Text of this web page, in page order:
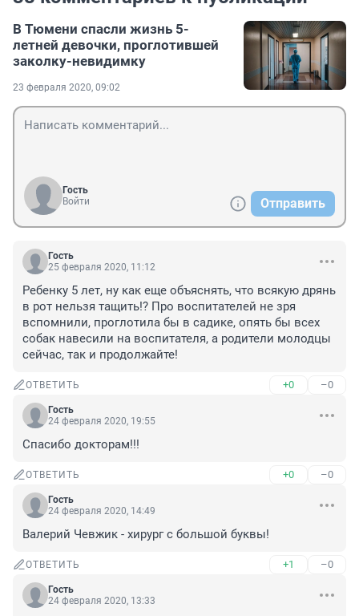
В Тюмени спасли жизнь 5-
летней девочки, проглотившей
заколку-невидимку
23 февраля 2020, 09:02
Гость
Войти
Отправить
Гость
25 февраля 2020, 11:12
Ребенку 5 лет, ну как еще объяснять, что всякую дрянь
в рот нельзя тащить!? Про воспитателей не зря
вспомнили, проглотила бы в садике, опять бы всех
собак навесили на воспитателя, а родители молодцы
сейчас, так и продолжайте!
ОТВЕТИТЬ +0 –0
Гость
24 февраля 2020, 19:55
Спасибо докторам!!!
ОТВЕТИТЬ +0 –0
Гость
24 февраля 2020, 14:49
Валерий Чевжик - хирург с большой буквы!
ОТВЕТИТЬ +1 –0
Гость
24 февраля 2020, 13:33